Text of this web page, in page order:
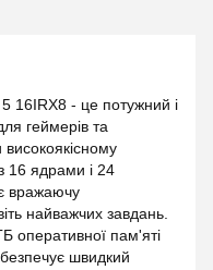
16IRX8 - це потужний і
геймерів та
високоякісному
16 ядрами і 24
вражаючу
найважчих завдань.
оперативної пам'яті
швидкий